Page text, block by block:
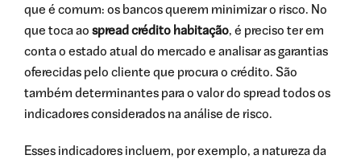
que é comum: os bancos querem minimizar o risco. No
que toca ao spread crédito habitação, é preciso ter em
conta o estado atual do mercado e analisar as garantias
oferecidas pelo cliente que procura o crédito. São
também determinantes para o valor do spread todos os
indicadores considerados na análise de risco.
Esses indicadores incluem, por exemplo, a natureza da